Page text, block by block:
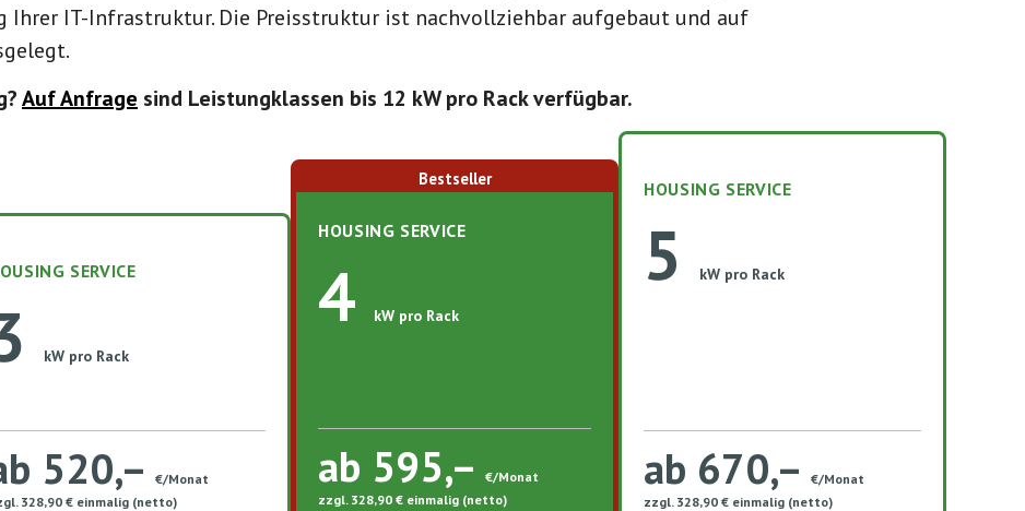
Ihrer IT-Infrastruktur. Die Preisstruktur ist nachvollziehbar aufgebaut und auf
Auf Anfrage sind Leistungklassen bis 12 kW pro Rack verfügbar.
SERVICE
kW pro Rack
520,–
€/Monat
328,90 € einmalig (netto)
Bestseller
HOUSING SERVICE
4 kW pro Rack
ab 595,–
€/Monat
zzgl. 328,90 € einmalig (netto)​
HOUSING SERVICE
5 kW pro Rack
ab 670,–
€/Monat
zzgl. 328,90 € einmalig (netto)​